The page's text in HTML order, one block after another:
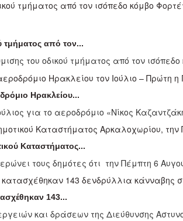
τμήματος από τον...
του οδικού τμήματος από τον
Ηρακλείου...
για το αεροδρόμιο «Νίκος
Καταστήματος...
τους δημότες ότι την Πέμπτη 6
143...
και δράσεων της Διεύθυνσης